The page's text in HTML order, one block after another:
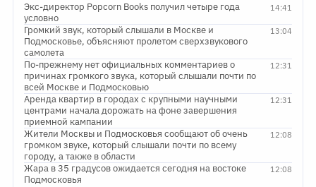
14:41
Экс-директор Popcorn Books получил четыре года
условно
13:04
Громкий звук, который слышали в Москве и
Подмосковье, объясняют пролетом сверхзвукового
самолета
12:31
По-прежнему нет официальных комментариев о
причинах громкого звука, который слышали почти по
всей Москве и Подмосковью
12:31
Аренда квартир в городах с крупными научными
центрами начала дорожать на фоне завершения
приемной кампании
12:08
Жители Москвы и Подмосковья сообщают об очень
громком звуке, который слышали почти по всему
городу, а также в области
12:08
Жара в 35 градусов ожидается сегодня на востоке
Подмосковья